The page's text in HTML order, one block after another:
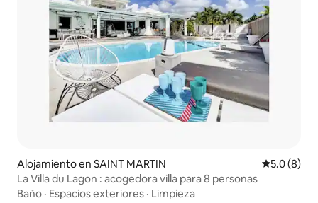
Alojamiento en SAINT MARTIN
5.0 (8)
La Villa du Lagon : acogedora villa para 8 personas
Baño · Espacios exteriores · Limpieza